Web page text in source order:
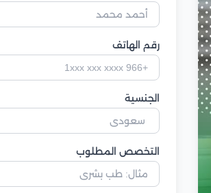
رقم الهاتف
الجنسية
التخصص المطلوب